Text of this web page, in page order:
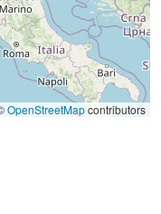
OpenStreetMapcontributors